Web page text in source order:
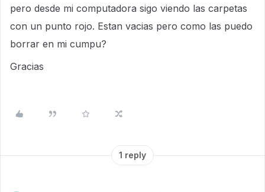
pero desde mi computadora sigo viendo las carpetas
con un punto rojo. Estan vacias pero como las puedo
borrar en mi cumpu?
Gracias
1 reply